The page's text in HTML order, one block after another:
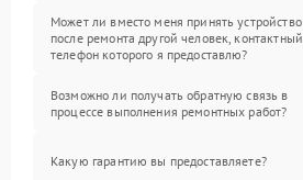
Может ли вместо меня принять устройство
после ремонта другой человек, контактный
телефон которого я предоставлю?
Возможно ли получать обратную связь в
процессе выполнения ремонтных работ?
Какую гарантию вы предоставляете?